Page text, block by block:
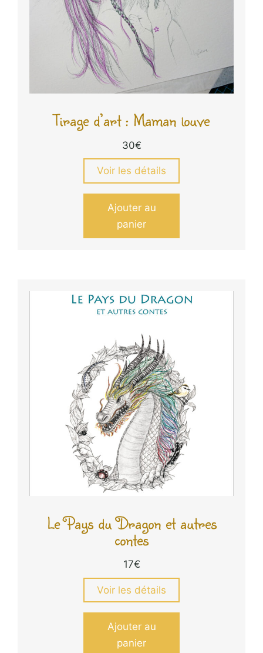
Tirage d’art : Maman louve
30€
Voir les détails
Ajouter au
panier
Le Pays du Dragon et autres
contes
17€
Voir les détails
Ajouter au
panier